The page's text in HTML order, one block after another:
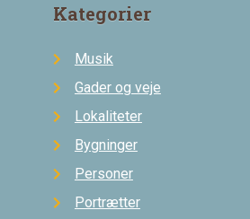
Kategorier
Musik
Gader og veje
Lokaliteter
Bygninger
Personer
Portrætter